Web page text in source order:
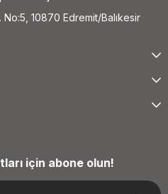
10870 Edremit/Balıkesir
için abone olun!